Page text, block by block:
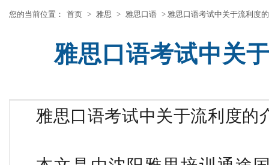
您的当前位置： 首页 > 雅思 > 雅思口语 > 雅思口语考试中关于流利度
雅思口语考试中关
雅思口语考试中关于流利度的
托福满分班 托福火箭